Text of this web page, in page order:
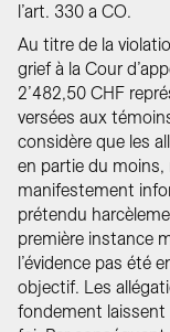
l’art. 330 a CO.
Au titre de la
grief à la Cour
2’482,50 CHF
versées aux
considère que les
en partie du
manifestement
prétendu
première instance
l’évidence pas été
objectif. Les
fondement laissent